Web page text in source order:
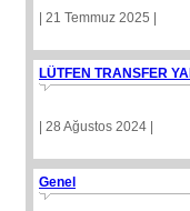
| 21 Temmuz 2025 |
LÜTFEN TRANSFER
| 28 Ağustos 2024 |
Genel